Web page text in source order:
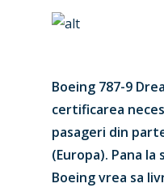
Boeing 787-9
certificarea
pasageri din
(Europa). Pana
Boeing vrea sa